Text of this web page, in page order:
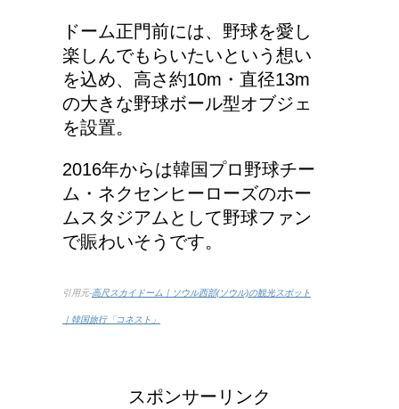
ドーム正門前には、野球を愛し
楽しんでもらいたいという想い
を込め、高さ約10m・直径13m
の大きな野球ボール型オブジェ
を設置。
2016年からは韓国プロ野球チー
ム・ネクセンヒーローズのホー
ムスタジアムとして野球ファン
で賑わいそうです。
引用元-高尺スカイドーム｜ソウル西部(ソウル)の観光スポット
｜韓国旅行「コネスト」
スポンサーリンク